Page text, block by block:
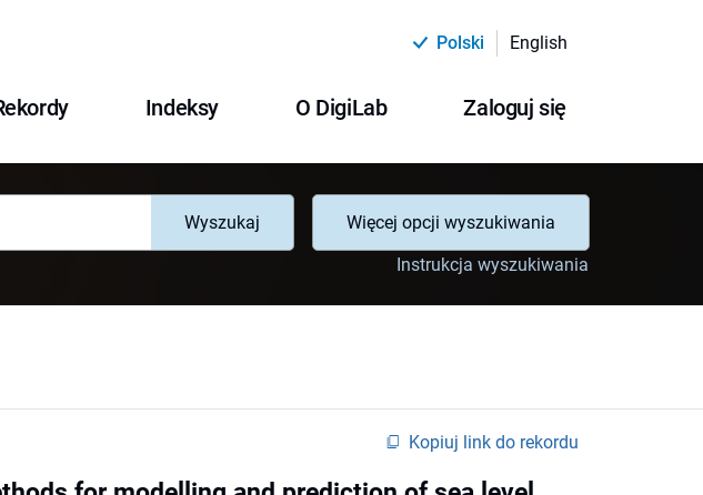
Polski English
Indeksy O DigiLab Zaloguj się
Wyszukaj
Więcej opcji wyszukiwania
Instrukcja wyszukiwania
Kopiuj link do rekordu